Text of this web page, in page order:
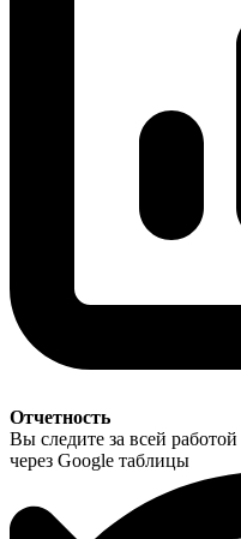
Отчетность
Вы следите за всей
через Google таблицы